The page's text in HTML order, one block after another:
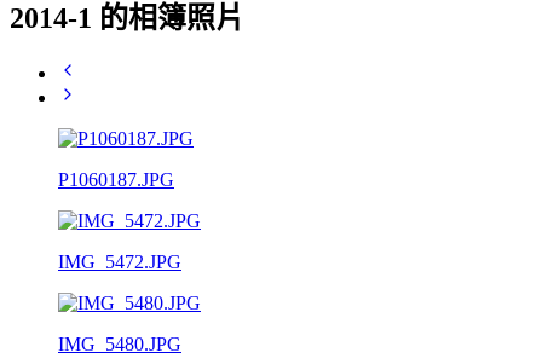
2014-1 的相簿照片
P1060187.JPG
IMG_5472.JPG
IMG_5480.JPG